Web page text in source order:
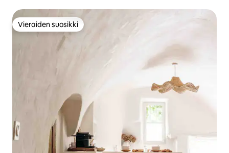
Vieraiden suosikki
Vieraiden suosikki